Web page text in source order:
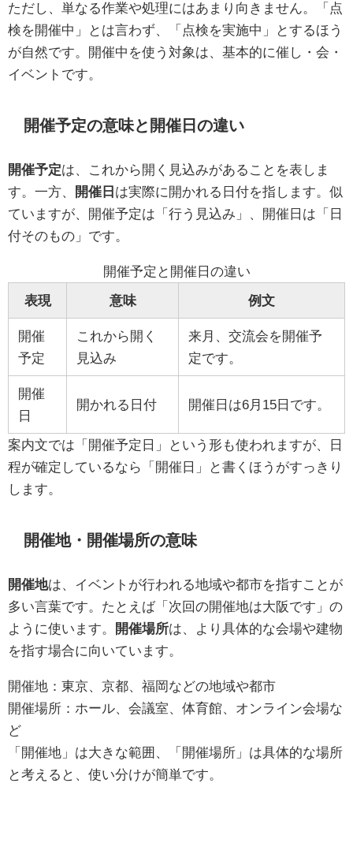
ただし、単なる作業や処理にはあまり向きません。「点
検を開催中」とは言わず、「点検を実施中」とするほう
が自然です。開催中を使う対象は、基本的に催し・会・
イベントです。
開催予定の意味と開催日の違い
開催予定は、これから開く見込みがあることを表しま
す。一方、
開催日 は実際に開かれる日付を指します。似
ていますが、開催予定は「行う見込み」、開催日は「日
付そのもの」です。
開催予定と開催日の違い
表現 意味 例文
開催
予定
これから開く
見込み
来月、交流会を開催予
定です。
開催
日
開かれる日付 開催日は6月15日です。
案内文では「開催予定日」という形も使われますが、日
程が確定しているなら「開催日」と書くほうがすっきり
します。
開催地・開催場所の意味
開催地は、イベントが行われる地域や都市を指すことが
多い言葉です。たとえば「次回の開催地は大阪です」の
ように使います。
開催場所は、より具体的な会場や建物
を指す場合に向いています。
開催地：東京、京都、福岡などの地域や都市
開催場所：ホール、会議室、体育館、オンライン会場な
ど
「開催地」は大きな範囲、「開催場所」は具体的な場所
と考えると、使い分けが簡単です。